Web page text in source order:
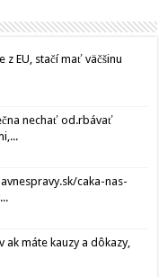
z EU, stačí mať väčšinu
nechať od.rbávať
caka-nas-
ak máte kauzy a dôkazy,